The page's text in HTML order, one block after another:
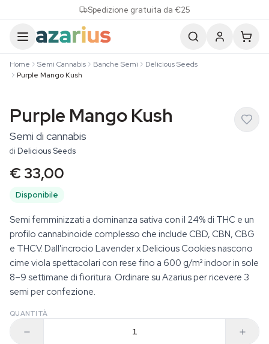
Spedizione gratuita da €25
Home Semi Cannabis Banche Semi
Delicious Seeds
Purple Mango Kush
Purple Mango Kush
Semi di cannabis
di Delicious Seeds
€ 33,00
Disponibile
Semi femminizzati a dominanza sativa con il 24% di THC e un
profilo cannabinoide complesso che include CBD, CBN, CBG
e THCV. Dall'incrocio Lavender x Delicious Cookies nascono
cime viola spettacolari con rese fino a 600 g/m² indoor in sole
8–9 settimane di fioritura. Ordinare su Azarius per ricevere 3
semi per confezione.
QUANTITÀ